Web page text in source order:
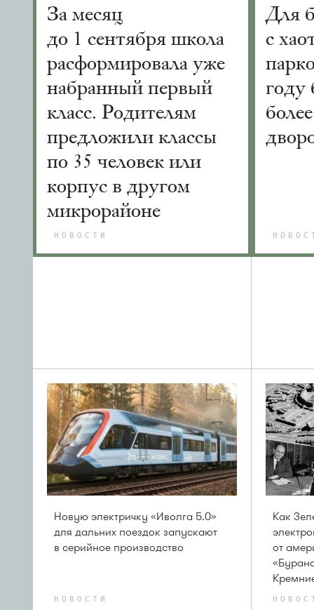
За месяц
до 1 сентября школа
расформировала уже
набранный первый
класс. Родителям
предложили классы
по 35 человек или
корпус в другом
микрорайоне
НОВОСТИ
Для
с
году
Новую электричку «Иволга 5.0»
для дальних поездок запускают
в серийное производство
НОВОСТИ
Как
от